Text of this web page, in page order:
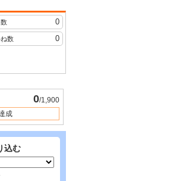
0
数 0
0/1,900
成
込む